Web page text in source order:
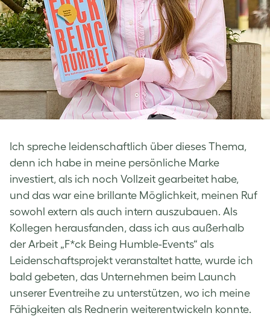
Ich spreche leidenschaftlich über dieses Thema,
denn ich habe in meine persönliche Marke
investiert, als ich noch Vollzeit gearbeitet habe,
und das war eine brillante Möglichkeit, meinen Ruf
sowohl extern als auch intern auszubauen. Als
Kollegen herausfanden, dass ich aus außerhalb
der Arbeit „F*ck Being Humble-Events“ als
Leidenschaftsprojekt veranstaltet hatte, wurde ich
bald gebeten, das Unternehmen beim Launch
unserer Eventreihe zu unterstützen, wo ich meine
Fähigkeiten als Rednerin weiterentwickeln konnte.